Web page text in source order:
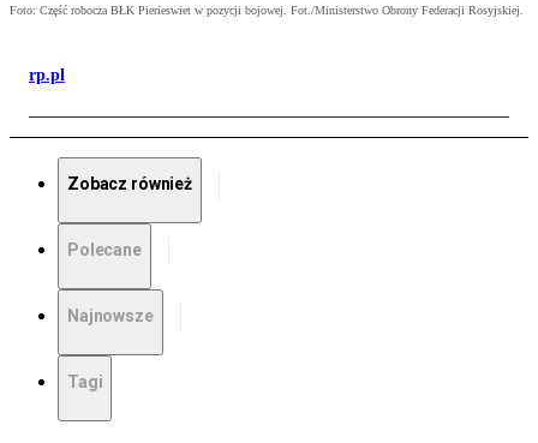
Foto: Część robocza BŁK Pierieswiet w pozycji bojowej. Fot./Ministerstwo Obrony Federacji Rosyjskiej.
rp.pl
Zobacz również
Polecane
Najnowsze
Tagi